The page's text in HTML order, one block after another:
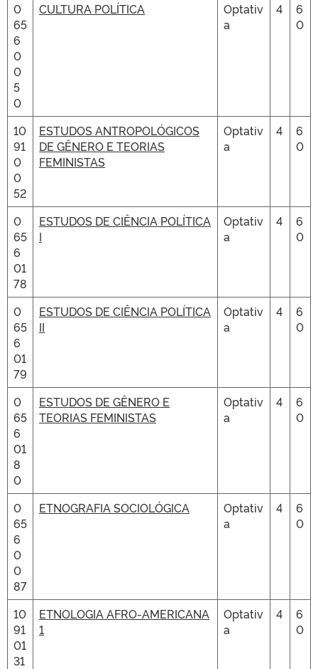
0
65
6
0
0
5
0
CULTURA POLÍTICA
Optativ
a
4
6
0
10
91
0
0
52
ESTUDOS ANTROPOLÓGICOS
DE GÊNERO E TEORIAS
FEMINISTAS
Optativ
a
4
6
0
0
65
6
01
78
ESTUDOS DE CIÊNCIA POLÍTICA
I
Optativ
a
4
6
0
0
65
6
01
79
ESTUDOS DE CIÊNCIA POLÍTICA
II
Optativ
a
4
6
0
0
65
6
01
8
0
ESTUDOS DE GÊNERO E
TEORIAS FEMINISTAS
Optativ
a
4
6
0
0
65
6
0
0
87
ETNOGRAFIA SOCIOLÓGICA
Optativ
a
4
6
0
10
91
01
31
ETNOLOGIA AFRO-AMERICANA
1
Optativ
a
4
6
0